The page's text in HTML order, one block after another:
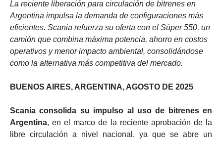
La reciente liberación para circulación de bitrenes en
Argentina impulsa la demanda de configuraciones más
eficientes. Scania refuerza su oferta con el Súper 550, un
camión que combina máxima potencia, ahorro en costos
operativos y menor impacto ambiental, consolidándose
como la alternativa más competitiva del mercado.
BUENOS AIRES, ARGENTINA, AGOSTO DE 2025
Scania consolida su impulso al uso de bitrenes en
Argentina, en el marco de
la reciente aprobación de la
libre circulación a nivel nacional, ya que se abre un